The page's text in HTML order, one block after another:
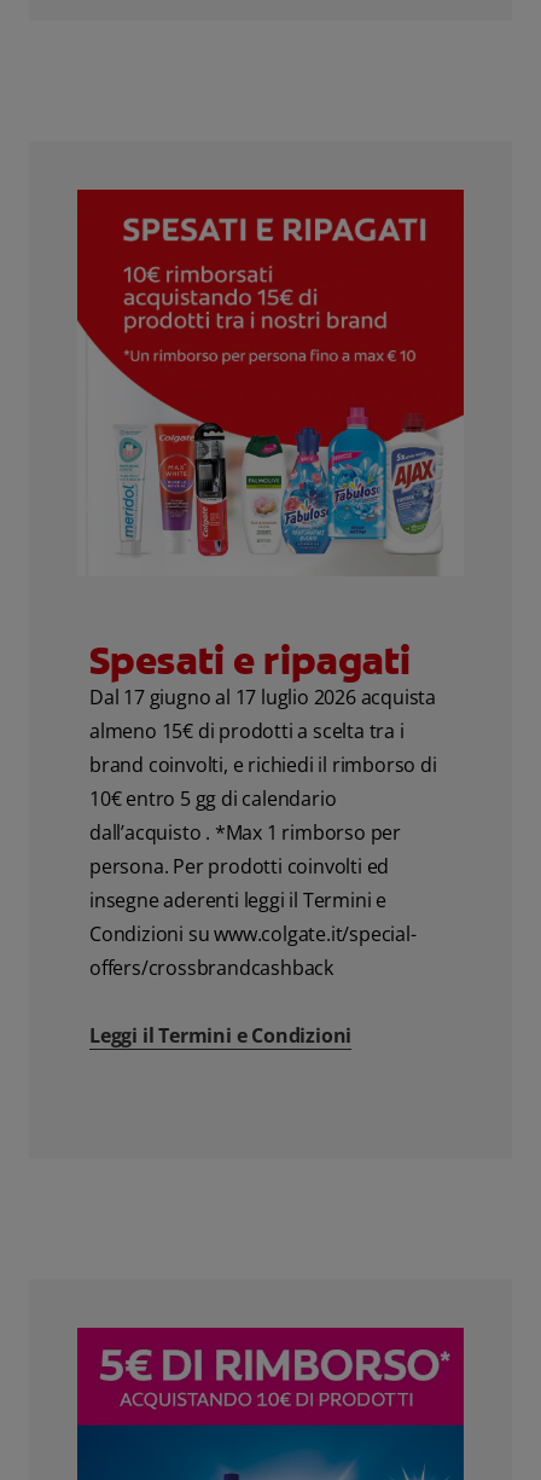
Spesati e ripagati
Dal 17 giugno al 17 luglio 2026 acquista
almeno 15€ di prodotti a scelta tra i
brand coinvolti, e richiedi il rimborso di
10€ entro 5 gg di calendario
dall’acquisto . *Max 1 rimborso per
persona. Per prodotti coinvolti ed
insegne aderenti leggi il Termini e
Condizioni su www.colgate.it/special-
offers/crossbrandcashback
Leggi il Termini e Condizioni